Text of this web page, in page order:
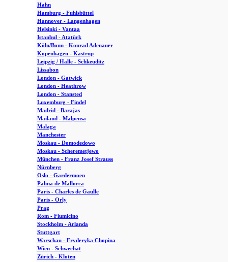
Hahn
Hamburg - Fuhlsbüttel
Hannover - Langenhagen
Helsinki - Vantaa
Istanbul - Atatürk
Köln/Bonn - Konrad Adenauer
Kopenhagen - Kastrup
Leipzig / Halle - Schkeuditz
Lissabon
London - Gatwick
London - Heathrow
London - Stansted
Luxemburg - Findel
Madrid - Barajas
Mailand - Malpensa
Malaga
Manchester
Moskau - Domodedowo
Moskau - Scheremetjewo
München - Franz Josef Strauss
Nürnberg
Oslo - Gardermoen
Palma de Mallorca
Paris - Charles de Gaulle
Paris - Orly
Prag
Rom - Fiumicino
Stockholm - Arlanda
Stuttgart
Warschau - Fryderyka Chopina
Wien - Schwechat
Zürich - Kloten